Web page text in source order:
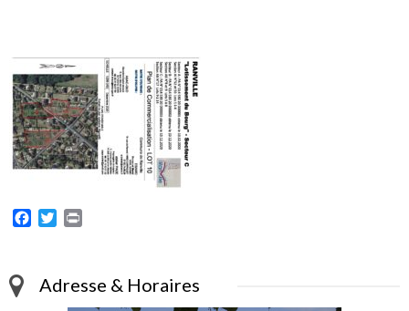
Facebook
Twitter
Adresse & Horaires